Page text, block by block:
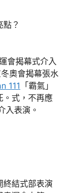
？
會揭幕式介入
奧會揭幕張水
111 「霸氣」
。式，不再應
入表演。
終結式部表演